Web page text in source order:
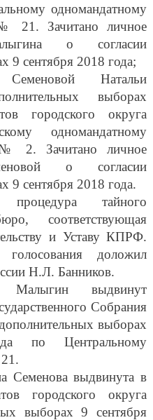
одномандатному
21. Зачитано личное
о согласии
9 сентября 2018 года;
Натальи
выборах
городского округа
одномандатному
№ 2. Зачитано личное
о согласии
9 сентября 2018 года.
процедура тайного
соответствующая
и Уставу КПРФ.
доложил
Н.Л. Банников.
выдвинут
Собрания
выборах
по Центральному
Семенова выдвинута в
городского округа
выборах 9 сентября